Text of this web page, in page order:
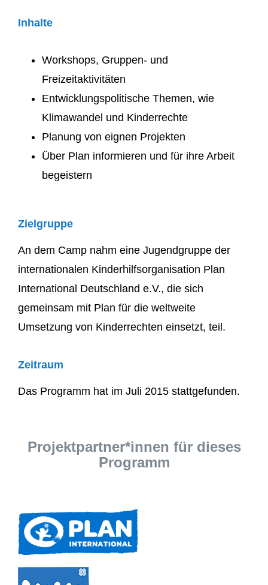
Inhalte
Workshops, Gruppen- und
Freizeitaktivitäten
Entwicklungspolitische Themen, wie
Klimawandel und Kinderrechte
Planung von eignen Projekten
Über Plan informieren und für ihre Arbeit
begeistern
Zielgruppe
An dem Camp nahm eine Jugendgruppeder
internationalen Kinderhilfsorganisation Plan
International Deutschland e.V., die sich
gemeinsam mit Plan für die weltweite
Umsetzung von Kinderrechten einsetzt, teil.
Zeitraum
Das Programm hat im Juli 2015 stattgefunden.
Projektpartner*innen für dieses
Programm